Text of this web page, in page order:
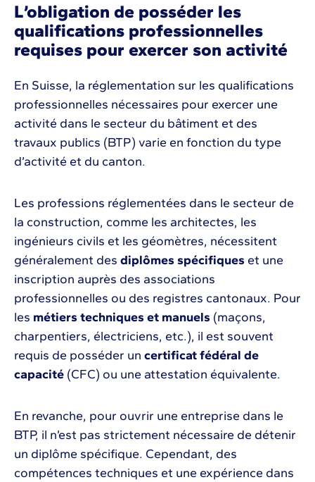
L’obligation de posséder les
qualifications professionnelles
requises pour exercer son activité
En Suisse, la réglementation sur les qualifications
professionnelles nécessaires pour exercer une
activité dans le secteur du bâtiment et des
travaux publics (BTP) varie en fonction du type
d’activité et du canton.
Les professions réglementées dans le secteur de
la construction, comme les architectes, les
ingénieurs civils et les géomètres, nécessitent
généralement des diplômes spécifiques et une
inscription auprès des associations
professionnelles ou des registres cantonaux. Pour
les métiers techniques et manuels (maçons,
charpentiers, électriciens, etc.), il est souvent
requis de posséder un certificat fédéral de
capacité (CFC) ou une attestation équivalente.
En revanche, pour ouvrir une entreprise dans le
BTP, il n’est pas strictement nécessaire de détenir
un diplôme spécifique. Cependant, des
compétences techniques et une expérience dans